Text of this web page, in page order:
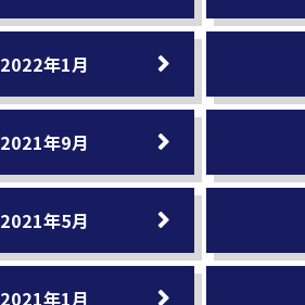
2022年1月
2021年9月
2021年5月
2021年1月